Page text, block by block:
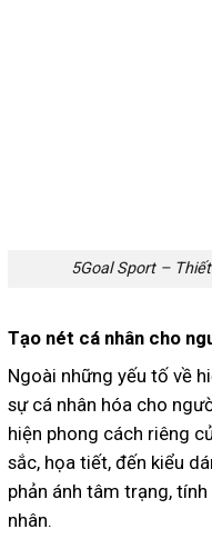
5Goal Sport –
Tạo nét cá nhân cho
Ngoài những yếu tố về
sự cá nhân hóa cho
hiện phong cách riêng
sắc, họa tiết, đến kiểu
phản ánh tâm trạng,
nhân.